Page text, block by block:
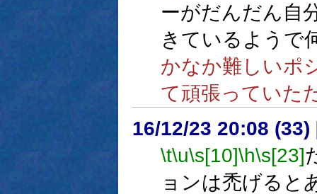
ーがだんだん自
きているようで
かなか難しいポ
て頑張っていた
16/12/23 20:08 (33)
\t\u\s[10]\h\s[23]
ョンは禿げると